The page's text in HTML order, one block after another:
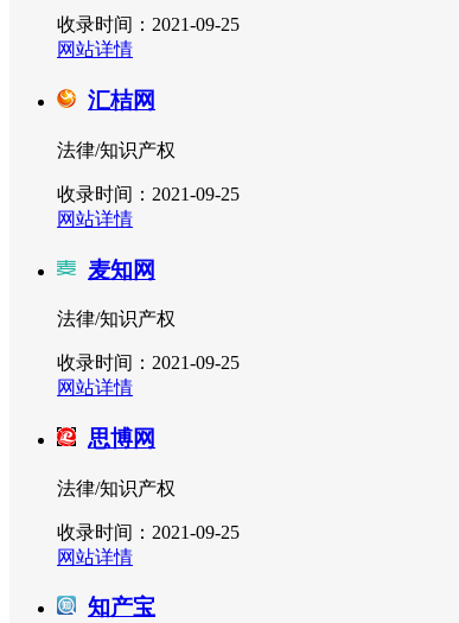
收录时间：2021-09-25
网站详情
汇桔网
法律/知识产权
收录时间：2021-09-25
网站详情
麦知网
法律/知识产权
收录时间：2021-09-25
网站详情
思博网
法律/知识产权
收录时间：2021-09-25
网站详情
知产宝